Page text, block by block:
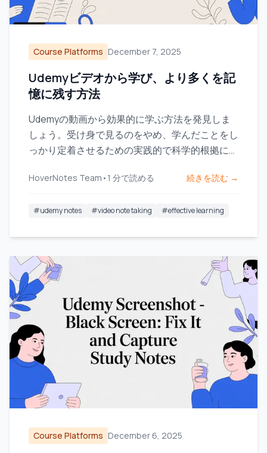
Course Platforms December 7, 2025
Udemyビデオから学び、より多くを記
憶に残す方法
Udemyの動画から効果的に学ぶ方法を発見しま
しょう。受け身で見るのをやめ、学んだことをし
っかり定着させるための実践的で科学的根拠に基
HoverNotes Team • 1 分で読める 続きを読む →
#udemy notes #video note taking #effective learning
Course Platforms December 6, 2025